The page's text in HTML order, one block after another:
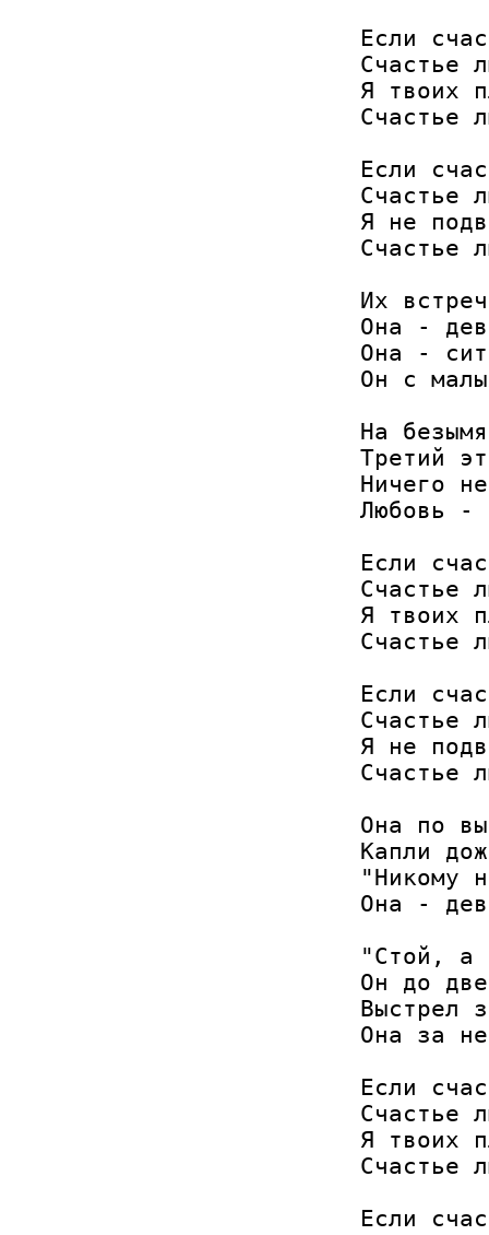
Если
Счастье
Я твоих
Счастье
Если
Счастье
Я не
Счастье
Их
Она -
Она -
Он с
На
Третий
Ничего
Любовь -
Если
Счастье
Я твоих
Счастье
Если
Счастье
Я не
Счастье
Она по
Капли
"Никому
Она -
"Стой, а
Он до
Выстрел
Она за
Если
Счастье
Я твоих
Счастье
Если